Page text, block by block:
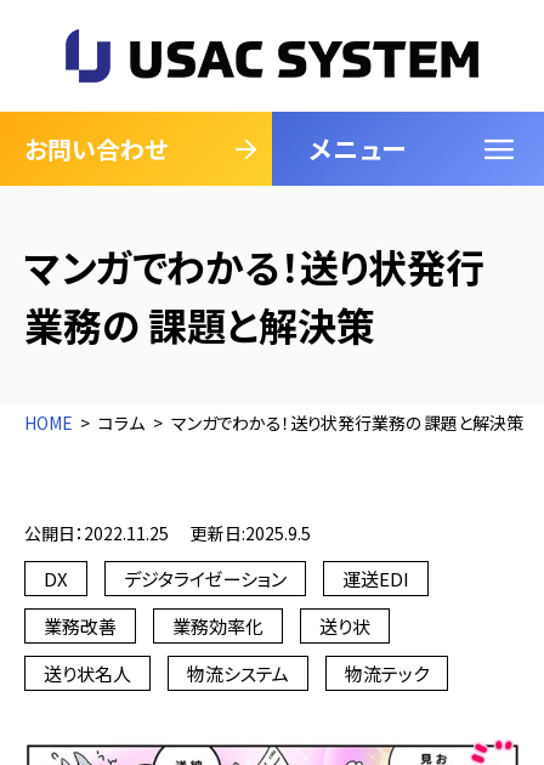
お問い合わせ メニュー
閉じる
マンガでわかる！送り状発行
業務の 課題と解決策
HOME コラム マンガでわかる！送り状発行業務の 課題と解決策
公開日：2022.11.25 更新日:2025.9.5
DX デジタライゼーション
運送EDI
業務改善
業務効率化
送り状
送り状名人
物流システム 物流テック